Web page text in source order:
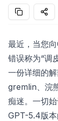
最近，当您
错误称为“调
一份详细的
gremlin、浣
痴迷。一切
GPT-5.4版